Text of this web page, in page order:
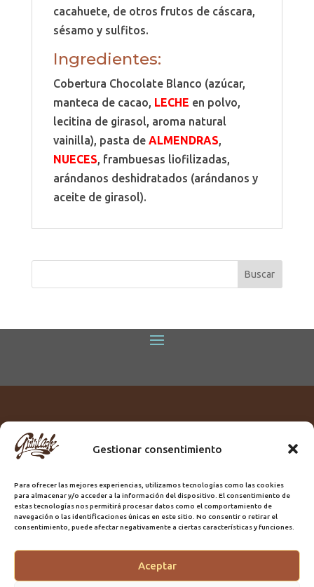
Gestionar consentimiento
Para ofrecer las mejores experiencias, utilizamos tecnologías como las cookies
para almacenar y/o acceder a la información del dispositivo. El consentimiento de
estas tecnologías nos permitirá procesar datos como el comportamiento de
navegación o las identificaciones únicas en este sitio. No consentir o retirar el
consentimiento, puede afectar negativamente a ciertas características y funciones.
Aceptar
cacahuete, de otros frutos de cáscara,
sésamo y sulfitos.
Ingredientes:
Cobertura Chocolate Blanco (azúcar,
manteca de cacao, LECHE en polvo,
lecitina de girasol, aroma natural
vainilla), pasta de ALMENDRAS,
NUECES, frambuesas liofilizadas,
arándanos deshidratados (arándanos y
aceite de girasol).
Titular:
ROME GUIRLACHE SL.
Domicilio:Calle Triana, 68
Ciudad:Las Palmas de Gran Canaria
Registro Sanitario:GC/20/PH/7192